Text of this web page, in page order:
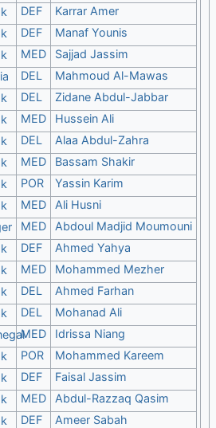
DEF
Karrar Amer
DEF
Manaf Younis
MED
Sajjad Jassim
DEL
Mahmoud Al-Mawas
DEL
Zidane Abdul-Jabbar
MED
Hussein Ali
DEL
Alaa Abdul-Zahra
MED
Bassam Shakir
POR
Yassin Karim
MED
Ali Husni
MED
Abdoul Madjid Moumouni
DEF
Ahmed Yahya
MED
Mohammed Mezher
DEL
Ahmed Farhan
DEL
Mohanad Ali
MED
Idrissa Niang
POR
Mohammed Kareem
DEF
Faisal Jassim
MED
Abdul-Razzaq Qasim
DEF
Ameer Sabah